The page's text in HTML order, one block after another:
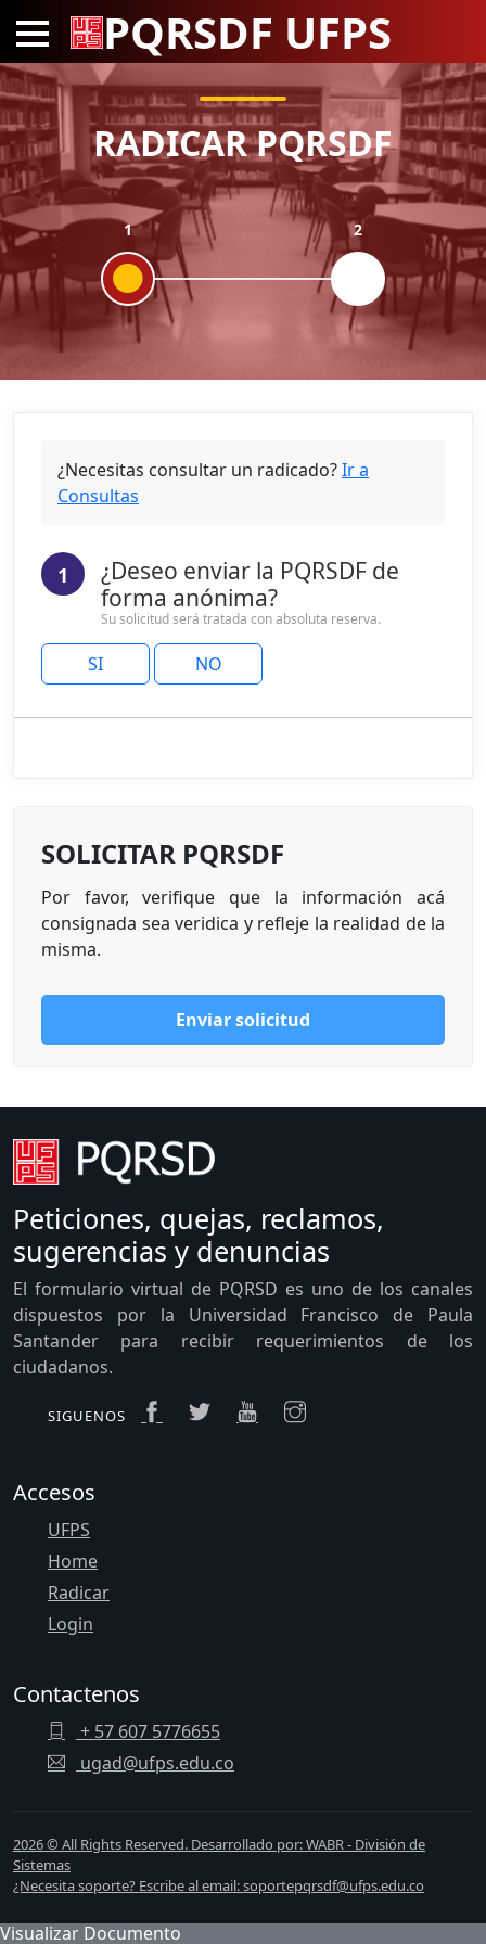
RADICAR PQRSDF
1 2
¿Necesitas consultar un radicado?Ir a
Consultas
1
¿Deseo enviar la PQRSDF de
forma anónima?
Su solicitud será tratada con absoluta reserva.
SI NO
SOLICITAR PQRSDF
Por favor, verifique que la información acá
consignada sea veridica y refleje la realidad de la
misma.
Enviar solicitud
Peticiones, quejas, reclamos,
sugerencias y denuncias
El formulario virtual de PQRSD es uno de los canales
dispuestos por la Universidad Francisco de Paula
Santander para recibir requerimientos de los
ciudadanos.
SIGUENOS
Accesos
UFPS
Home
Radicar
Login
Contactenos
+ 57 607 5776655
ugad@ufps.edu.co
2026 © All Rights Reserved. Desarrollado por: WABR - División de
Sistemas
¿Necesita soporte? Escribe al email: soportepqrsdf@ufps.edu.co
PQRSDF UFPS
Visualizar Documento